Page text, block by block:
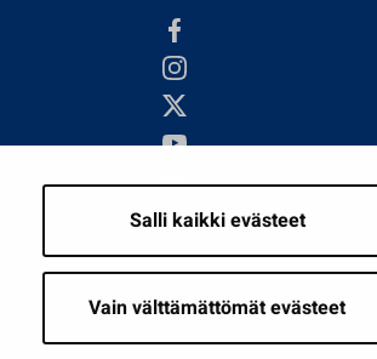
Salli kaikki evästeet
Vain välttämättömät evästeet